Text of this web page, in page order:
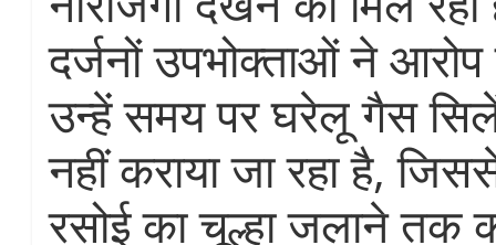
दर्जनों उपभोक्ताओं ने आरोप
उन्हें समय पर घरेलू गैस
नहीं कराया जा रहा है,
रसोई का चूल्हा जलाने